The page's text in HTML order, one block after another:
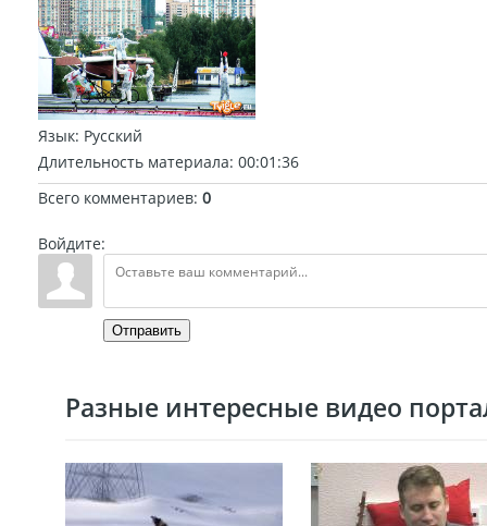
Язык: Русский
Длительность материала: 00:01:36
Всего комментариев: 0
Войдите:
Отправить
Разные интересные видео